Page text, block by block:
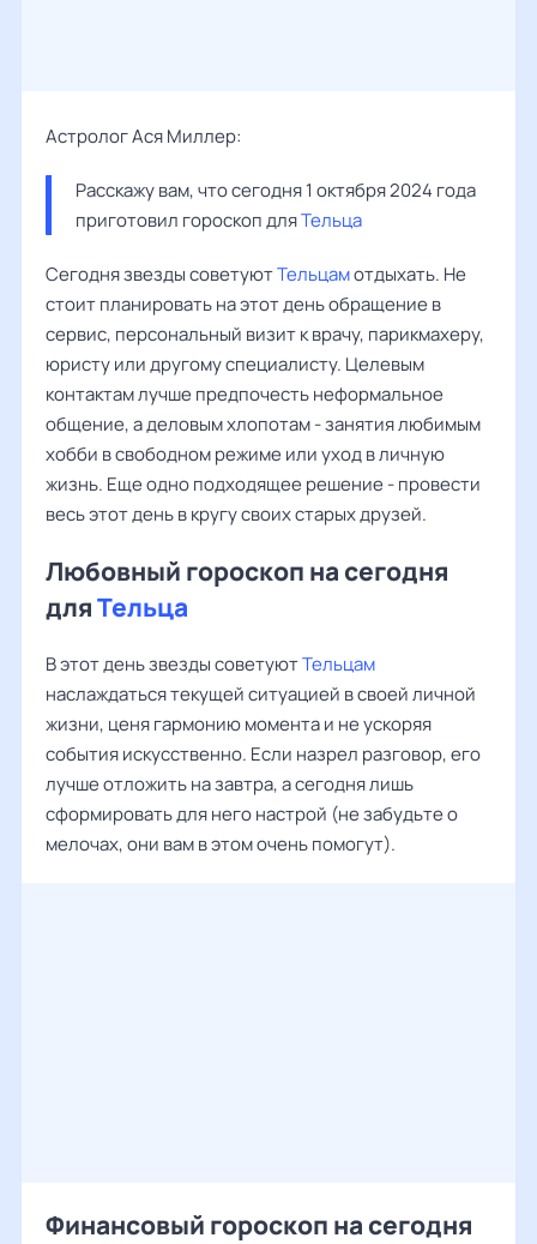
Астролог Ася Миллер:
Расскажу вам, что сегодня 1 октября 2024 года
приготовил гороскоп для Тельца
Сегодня звезды советуютТельцамотдыхать. Не
стоит планировать на этот день обращение в
сервис, персональный визит к врачу, парикмахеру,
юристу или другому специалисту. Целевым
контактам лучше предпочесть неформальное
общение, а деловым хлопотам - занятия любимым
хобби в свободном режиме или уход в личную
жизнь. Еще одно подходящее решение - провести
весь этот день в кругу своих старых друзей.
Любовный гороскоп на сегодня
дляТельца
В этот день звезды советуютТельцам
наслаждаться текущей ситуацией в своей личной
жизни, ценя гармонию момента и не ускоряя
события искусственно. Если назрел разговор, его
лучше отложить на завтра, а сегодня лишь
сформировать для него настрой (не забудьте о
мелочах, они вам в этом очень помогут).
Финансовый гороскоп на сегодня